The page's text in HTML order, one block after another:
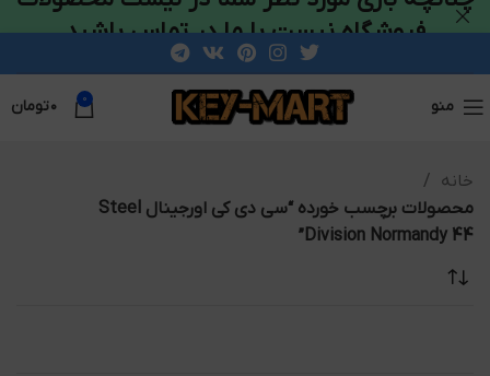
منو 0 ۰تومان
خانه
محصولات برچسب خورده “سی دی کی اورجینال Steel
Division Normandy 44”
فروشگاه نیست با ما در تماس باشید